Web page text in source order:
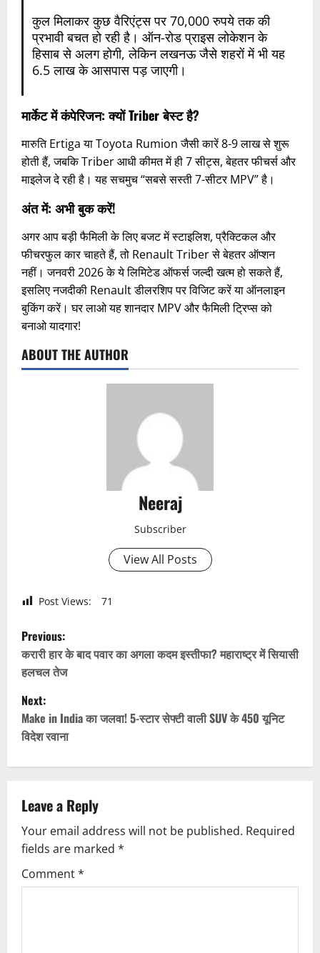
कुल मिलाकर कुछ वैरिएंट्स पर 70,000 रुपये तक की
प्रभावी बचत हो रही है। ऑन-रोड प्राइस लोकेशन के
हिसाब से अलग होगी, लेकिन लखनऊ जैसे शहरों में भी यह
6.5 लाख के आसपास पड़ जाएगी।
मार्केट में कंपेरिजन: क्यों Triber बेस्ट है?
मारुति Ertiga या Toyota Rumion जैसी कारें 8-9 लाख से शुरू
होती हैं, जबकि Triber आधी कीमत में ही 7 सीट्स, बेहतर फीचर्स और
माइलेज दे रही है। यह सचमुच “सबसे सस्ती 7-सीटर MPV” है।
अंत में: अभी बुक करें!
अगर आप बड़ी फैमिली के लिए बजट में स्टाइलिश, प्रैक्टिकल और
फीचरफुल कार चाहते हैं, तो Renault Triber से बेहतर ऑप्शन
नहीं। जनवरी 2026 के ये लिमिटेड ऑफर्स जल्दी खत्म हो सकते हैं,
इसलिए नजदीकी Renault डीलरशिप पर विजिट करें या ऑनलाइन
बुकिंग करें। घर लाओ यह शानदार MPV और फैमिली ट्रिप्स को
बनाओ यादगार!
ABOUT THE AUTHOR
Neeraj
Subscriber
View All Posts
Post Views: 71
P
o
s
t
n
v
i
g
Previous:
करारी हार के बाद पवार का अगला कदम इस्तीफा? महाराष्ट्र में सियासी
हलचल तेज
Next:
Make in India का जलवा! 5-स्टार सेफ्टी वाली SUV के 450 यूनिट
विदेश रवाना
Leave a Reply
Your email address will not be published. Required
fields are marked *
Comment*